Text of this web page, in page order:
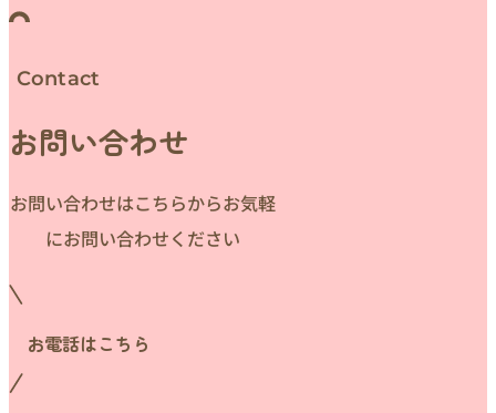
Contact
お問い合わせ
お問い合わせはこちらからお気軽
にお問い合わせください
お電話はこちら